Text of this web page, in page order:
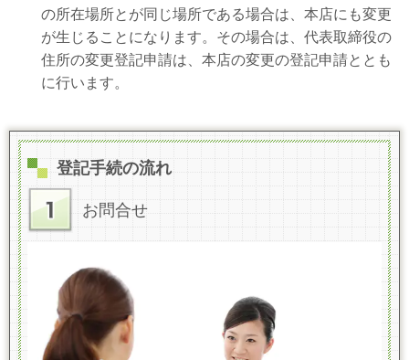
の所在場所とが同じ場所である場合は、本店にも変更
が生じることになります。その場合は、代表取締役の
住所の変更登記申請は、本店の変更の登記申請ととも
に行います。
登記手続の流れ
お問合せ